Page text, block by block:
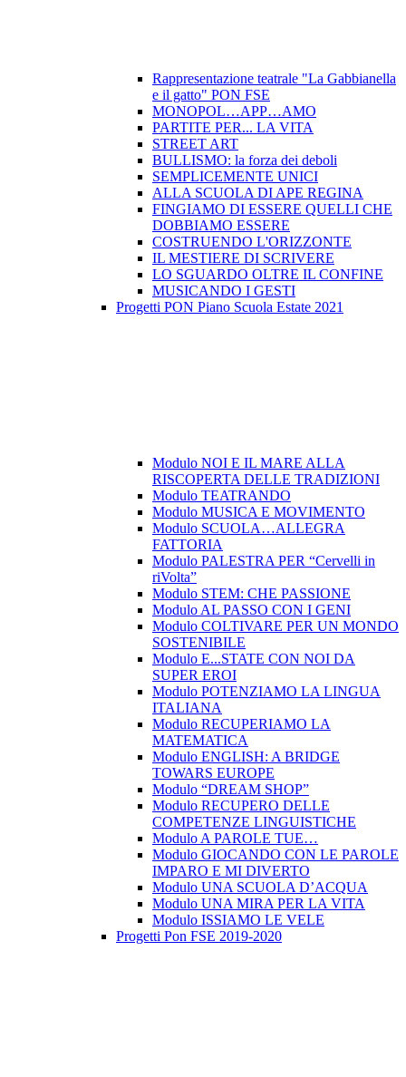
Rappresentazione teatrale "La Gabbianella
e il gatto" PON FSE
MONOPOL…APP…AMO
PARTITE PER... LA VITA
STREET ART
BULLISMO: la forza dei deboli
SEMPLICEMENTE UNICI
ALLA SCUOLA DI APE REGINA
FINGIAMO DI ESSERE QUELLI CHE
DOBBIAMO ESSERE
COSTRUENDO L'ORIZZONTE
IL MESTIERE DI SCRIVERE
LO SGUARDO OLTRE IL CONFINE
MUSICANDO I GESTI
Progetti PON Piano Scuola Estate 2021
Modulo NOI E IL MARE ALLA
RISCOPERTA DELLE TRADIZIONI
Modulo TEATRANDO
Modulo MUSICA E MOVIMENTO
Modulo SCUOLA…ALLEGRA
FATTORIA
Modulo PALESTRA PER “Cervelli in
riVolta”
Modulo STEM: CHE PASSIONE
Modulo AL PASSO CON I GENI
Modulo COLTIVARE PER UN MONDO
SOSTENIBILE
Modulo E...STATE CON NOI DA
SUPER EROI
Modulo POTENZIAMO LA LINGUA
ITALIANA
Modulo RECUPERIAMO LA
MATEMATICA
Modulo ENGLISH: A BRIDGE
TOWARS EUROPE
Modulo “DREAM SHOP”
Modulo RECUPERO DELLE
COMPETENZE LINGUISTICHE
Modulo A PAROLE TUE…
Modulo GIOCANDO CON LE PAROLE
IMPARO E MI DIVERTO
Modulo UNA SCUOLA D’ACQUA
Modulo UNA MIRA PER LA VITA
Modulo ISSIAMO LE VELE
Progetti Pon FSE 2019-2020